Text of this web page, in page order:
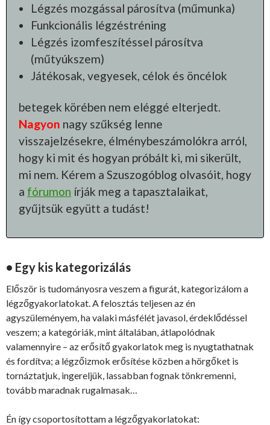
Légzés mozgással párosítva (műmunka)
Funkcionális légzéstréning
Légzés izomfeszítéssel párosítva
(műtyúkszem)
Játékosak, vegyesek, célok és öncélok
betegek körében nem eléggé elterjedt.
Nagyon nagy szűkség lenne
visszajelzésekre, élménybeszámolókra arról,
hogy ki mit és hogyan próbált ki, mi sikerült,
mi nem. Kérem a Szuszogóblog olvasóit, hogy
a fórumon írják meg a tapasztalaikat,
gyűjtsük együtt a tudást!
• Egy kis kategorizálás
Először is tudományosra veszem a figurát, kategorizálom a
légzőgyakorlatokat. A felosztás teljesen az én
agyszüleményem, ha valaki másfélét javasol, érdeklődéssel
veszem; a kategóriák, mint általában, átlapolódnak
valamennyire – az erősítő gyakorlatok meg is nyugtathatnak
és fordítva; a légzőizmok erősítése közben a hörgőket is
tornáztatjuk, ingereljük, lassabban fognak tönkremenni,
tovább maradnak rugalmasak…
Én így csoportosítottam a légzőgyakorlatokat: